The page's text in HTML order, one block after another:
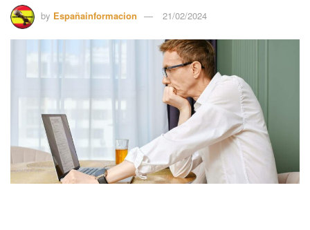
by Españainformacion 21/02/2024